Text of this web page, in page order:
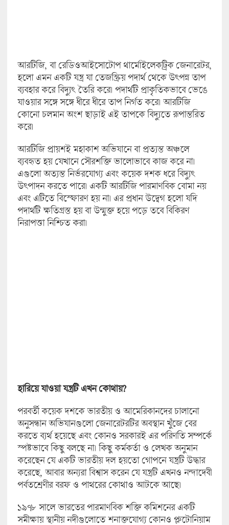
আরটিজি, বা রেডিওআইসোটোপ থার্মোইলেকট্রিক জেনারেটর,
হলো এমন একটি যন্ত্র যা তেজস্ক্রিয় পদার্থ থেকে উৎপন্ন তাপ
ব্যবহার করে বিদ্যুৎ তৈরি করে। পদার্থটি প্রাকৃতিকভাবে ভেঙে
যাওয়ার সঙ্গে সঙ্গে ধীরে ধীরে তাপ নির্গত করে। আরটিজি
কোনো চলমান অংশ ছাড়াই এই তাপকে বিদ্যুতে রূপান্তরিত
করে।
আরটিজি প্রায়শই মহাকাশ অভিযানে বা প্রত্যন্ত অঞ্চলে
ব্যবহৃত হয় যেখানে সৌরশক্তি ভালোভাবে কাজ করে না।
এগুলো অত্যন্ত নির্ভরযোগ্য এবং কয়েক দশক ধরে বিদ্যুৎ
উৎপাদন করতে পারে। একটি আরটিজি পারমাণবিক বোমা নয়
এবং এটিতে বিস্ফোরণ হয় না। এর প্রধান উদ্বেগ হলো যদি
পদার্থটি ক্ষতিগ্রস্ত হয় বা উন্মুক্ত হয়ে পড়ে তবে বিকিরণ
নিরাপত্তা নিশ্চিত করা।
হারিয়ে যাওয়া যন্ত্রটি এখন কোথায়?
পরবর্তী কয়েক দশকে ভারতীয় ও আমেরিকানদের চালানো
অনুসন্ধান অভিযানগুলো জেনারেটরটির অবস্থান খুঁজে বের
করতে ব্যর্থ হয়েছে এবং কোনও সরকারই এর পরিণতি সম্পর্কে
স্পষ্টভাবে কিছু বলছে না। কিছু কর্মকর্তা ও লেখক অনুমান
করেছেন যে একটি ভারতীয় দল হয়তো গোপনে যন্ত্রটি উদ্ধার
করেছে, আবার অন্যরা বিশ্বাস করেন যে যন্ত্রটি এখনও নন্দাদেবী
পর্বতশ্রেণীর বরফ ও পাথরের কোথাও আটকে আছে।
১৯৭৮ সালে ভারতের পারমাণবিক শক্তি কমিশনের একটি
সমীক্ষায় স্থানীয় নদীগুলোতে শনাক্তযোগ্য কোনও প্লুটোনিয়াম